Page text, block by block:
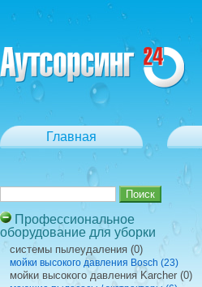
Главная
Профессиональное
оборудование для уборки
cистемы пылеудаления (0)
мойки высокого давления Bosch (23)
мойки высокого давления Karcher (0)